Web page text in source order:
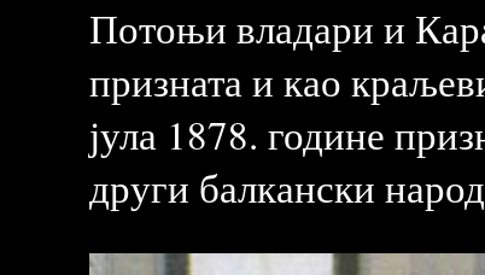
Потоњи владари и
призната и као
јула 1878. године
други балкански